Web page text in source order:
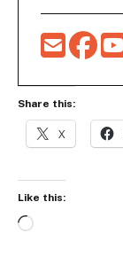
Share this:
X
Like this:
Loading…